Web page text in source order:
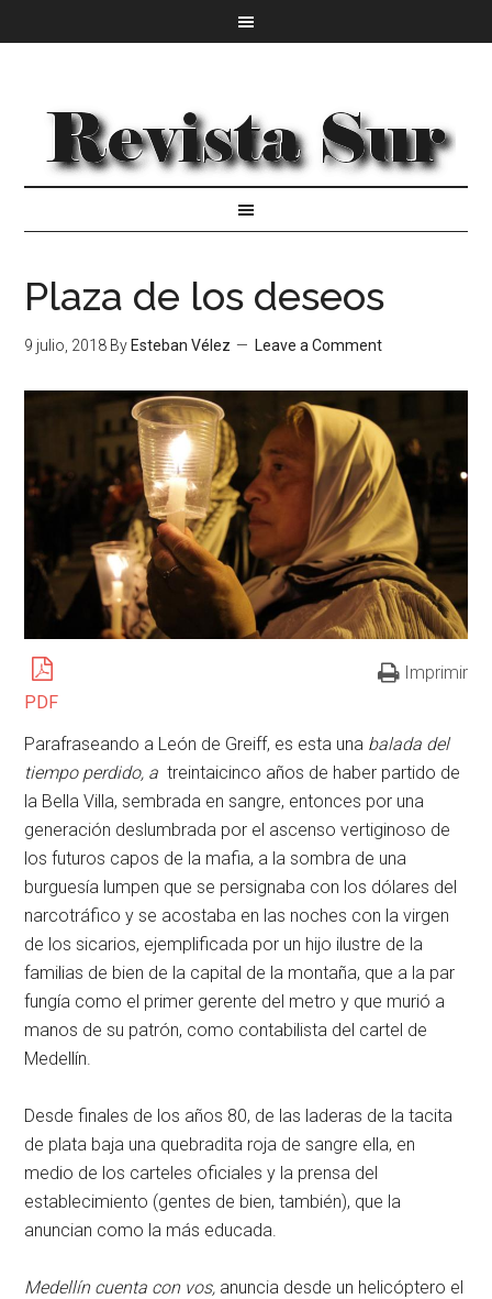
Plaza de los deseos
9 julio, 2018 By Esteban Vélez Leave a Comment
PDF
Imprimir
Parafraseando a León de Greiff, es esta una balada del
tiempo perdido, atreintaicinco años de haber partido de
la Bella Villa, sembrada en sangre, entonces por una
generación deslumbrada por el ascenso vertiginoso de
los futuros capos de la mafia, a la sombra de una
burguesía lumpen que se persignaba con los dólares del
narcotráfico y se acostaba en las noches con la virgen
de los sicarios, ejemplificada por un hijo ilustre de la
familias de bien de la capital de la montaña, que a la par
fungía como el primer gerente del metro y que murió a
manos de su patrón, como contabilista del cartel de
Medellín.
Desde finales de los años 80, de las laderas de la tacita
de plata baja una quebradita roja de sangre ella, en
medio de los carteles oficiales y la prensa del
establecimiento (gentes de bien, también), que la
anuncian como la más educada.
Medellín cuenta con vos, anuncia desde un helicóptero el